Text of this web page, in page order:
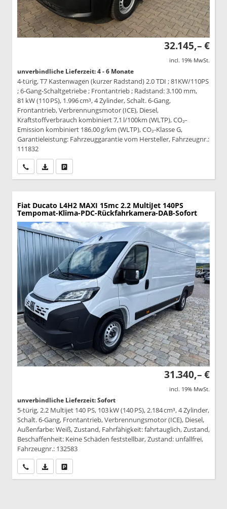
32.145,– €
incl. 19% MwSt.
unverbindliche Lieferzeit: 4 - 6 Monate
4-türig, T7 Kastenwagen (kurzer Radstand) 2.0 TDI ; 81KW/110PS
; 6-Gang-Schaltgetriebe ; Frontantrieb ; Radstand: 3.100 mm,
81 kW (110 PS), 1.996 cm³, 4 Zylinder, Schalt. 6-Gang,
Frontantrieb, Verbrennungsmotor (ICE), Diesel,
Kraftstoffverbrauch kombiniert 7,1 l/100km (WLTP), CO₂-
Emission kombiniert 186.00 g/km (WLTP), CO₂-Klasse G,
Garantieleistung: Fahrzeuggarantie vom Hersteller, Fahrzeugnr.:
111832
Wir rufen Sie anPDF-Datei, Fahrzeugexposé drucken
Fiat Ducato L4H2 MAXI 15mc 2.2 MultiJet 140PS
Tempomat-Klima-PDC-Rückfahrkamera-DAB-Sofort
31.340,– €
incl. 19% MwSt.
unverbindliche Lieferzeit: Sofort
5-türig, 2.2 Multijet 140 PS, 103 kW (140 PS), 2.184 cm³, 4 Zylinder,
Schalt. 6-Gang, Frontantrieb, Verbrennungsmotor (ICE), Diesel,
Außenfarbe: Weiß, Zustand, Fahrfähigkeit: fahrtauglich, Zustand,
Beschaffenheit: Keine Schäden feststellbar, Zustand: unfallfrei,
Fahrzeugnr.: 132583
Wir rufen Sie anPDF-Datei, Fahrzeugexposé drucken